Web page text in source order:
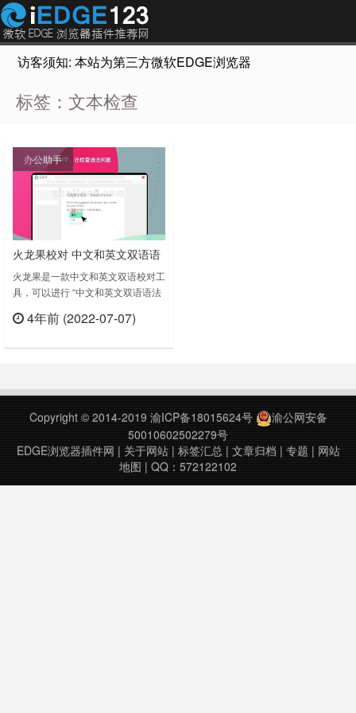
访客须知: 本站为第三方微软EDGE浏览器插件推荐网站，
标签：文本检查
办公助手
火龙果校对 中文和英文双语语
法检查
火龙果是一款中文和英文双语校对工
具，可以进行 “中文和英文双语语法
猫。使用火龙果你可以：流畅书写邮
搭配、语法问题给出更多建议。
乎、简书、Linkedin, 无论你在……
4年前 (2022-07-07)
Copyright © 2014-2019 渝ICP备18015624号
渝公网安备
50010602502279号
EDGE浏览器插件网 | 关于网站| 标签汇总| 文章归档 | 专题 | 网站
地图 | QQ：572122102